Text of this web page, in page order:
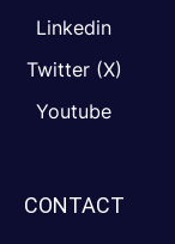
Linkedin
Twitter (X)
Youtube
CONTACT